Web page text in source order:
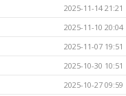
2025-11-14 21:21
2025-11-10 20:04
2025-11-07 19:51
2025-10-30 10:51
2025-10-27 09:59